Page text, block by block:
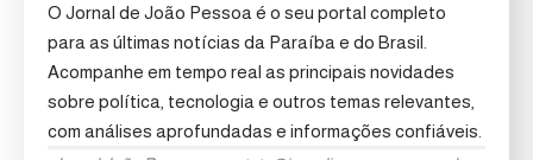
O Jornal de João Pessoa é o seu portal completo
para as últimas notícias da Paraíba e do Brasil.
Acompanhe em tempo real as principais novidades
sobre política, tecnologia e outros temas relevantes,
com análises aprofundadas e informações confiáveis.